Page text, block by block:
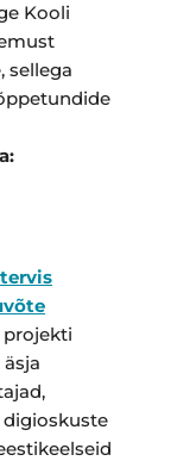
Kooli
sellega
projekti